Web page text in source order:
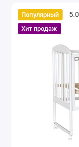
Популярный
Хит продаж
5.0